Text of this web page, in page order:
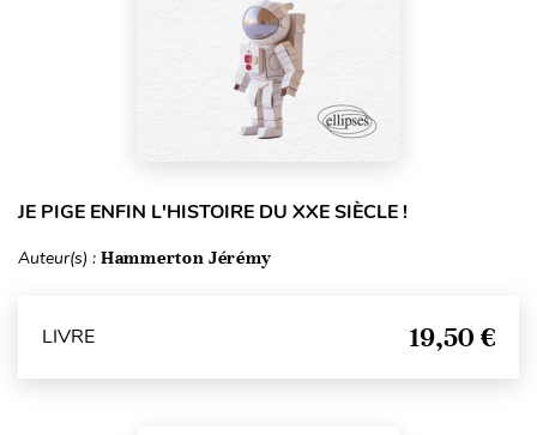
JE PIGE ENFIN L'HISTOIRE DU XXE SIÈCLE !
Auteur(s) : Hammerton Jérémy
LIVRE 19,50 €